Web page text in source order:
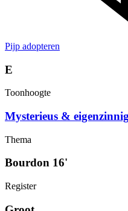
Pijp adopteren
E
Toonhoogte
Mysterieus & eigenzinnig
Thema
Bourdon 16'
Register